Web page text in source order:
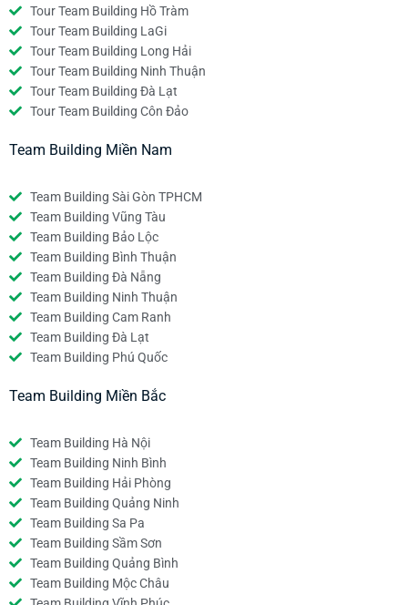
Tour Team Building Hồ Tràm
Tour Team Building LaGi
Tour Team Building Long Hải
Tour Team Building Ninh Thuận
Tour Team Building Đà Lạt
Tour Team Building Côn Đảo
Team Building Miền Nam
Team Building Sài Gòn TPHCM
Team Building Vũng Tàu
Team Building Bảo Lộc
Team Building Bình Thuận
Team Building Đà Nẵng
Team Building Ninh Thuận
Team Building Cam Ranh
Team Building Đà Lạt
Team Building Phú Quốc
Team Building Miền Bắc
Team Building Hà Nội
Team Building Ninh Bình
Team Building Hải Phòng
Team Building Quảng Ninh
Team Building Sa Pa
Team Building Sầm Sơn
Team Building Quảng Bình
Team Building Mộc Châu